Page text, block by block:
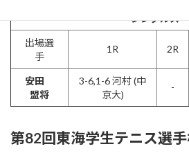
シングルス
出場選
手
1R 2R
安田
盟将
3-6,1-6 河村 (中
京大)
-
第82回東海学生テニス選